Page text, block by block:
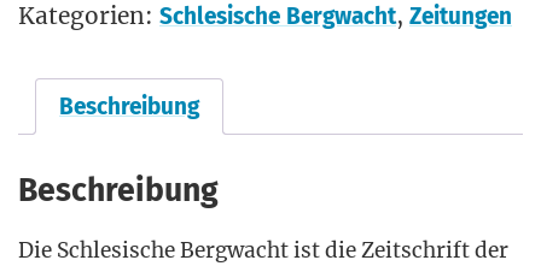
Kategorien: Schlesische Bergwacht, Zeitungen
Beschreibung
Beschreibung
Die Schle­si­sche Berg­wacht ist die Zeit­schrift der